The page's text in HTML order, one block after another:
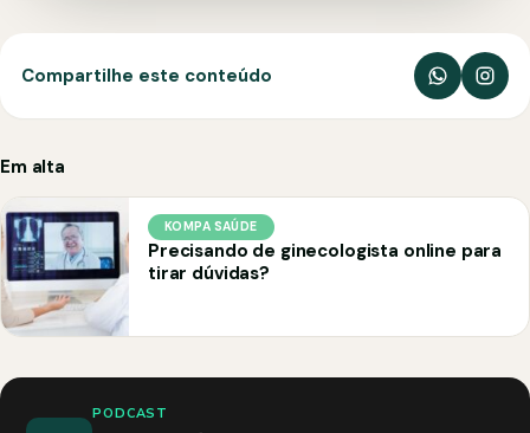
Compartilhe este conteúdo
Em alta
KOMPA SAÚDE
Precisando de ginecologista online para
tirar dúvidas?
PODCAST